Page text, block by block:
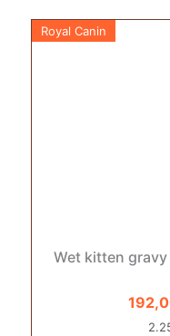
Royal Canin
Wet kitten